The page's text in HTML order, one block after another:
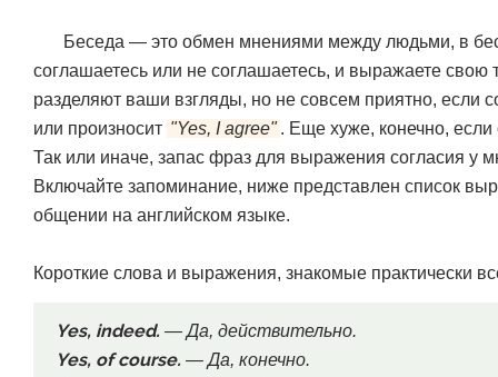
Беседа — это обмен мнениями между людьми, в
соглашаетесь или не соглашаетесь, и выражаете
разделяют ваши взгляды, но не совсем приятно, если
или произносит "Yes, I agree" . Еще хуже, конечно, если
Так или иначе, запас фраз для выражения согласия у
Включайте запоминание, ниже представлен список
общении на английском языке.
Короткие слова и выражения, знакомые практически
Yes, indeed. — Да, действительно.
Yes, of course. — Да, конечно.